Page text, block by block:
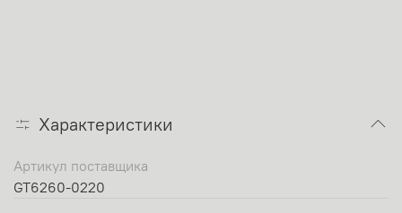
Характеристики
Артикул поставщика
GT6260-0220